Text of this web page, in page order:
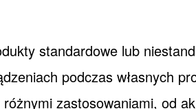
standardowe lub
podczas własnych
zastosowaniami, od